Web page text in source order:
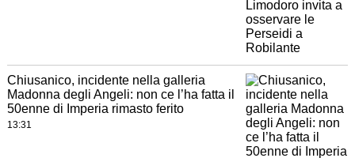
Chiusanico, incidente nella galleria
Madonna degli Angeli: non ce l’ha fatta il
50enne di Imperia rimasto ferito
13:31